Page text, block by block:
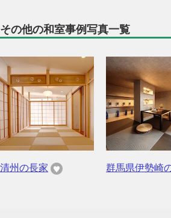
その他の和室事例写真一覧
清州の長家 群馬県伊勢崎